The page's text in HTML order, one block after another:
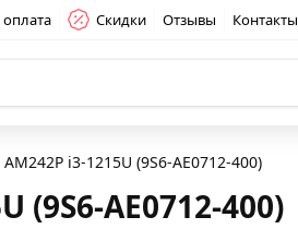
оплата Скидки Отзывы Контакты
i3-1215U (9S6-AE0712-400)
AE0712-400)